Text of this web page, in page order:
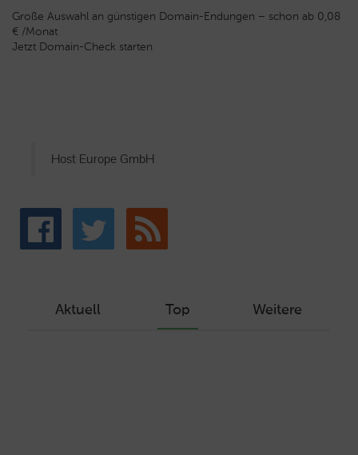
Große Auswahl an günstigen Domain-Endungen – schon ab 0,08
€ /Monat
Jetzt Domain-Check starten
Host Europe GmbH
Aktuell Top Weitere